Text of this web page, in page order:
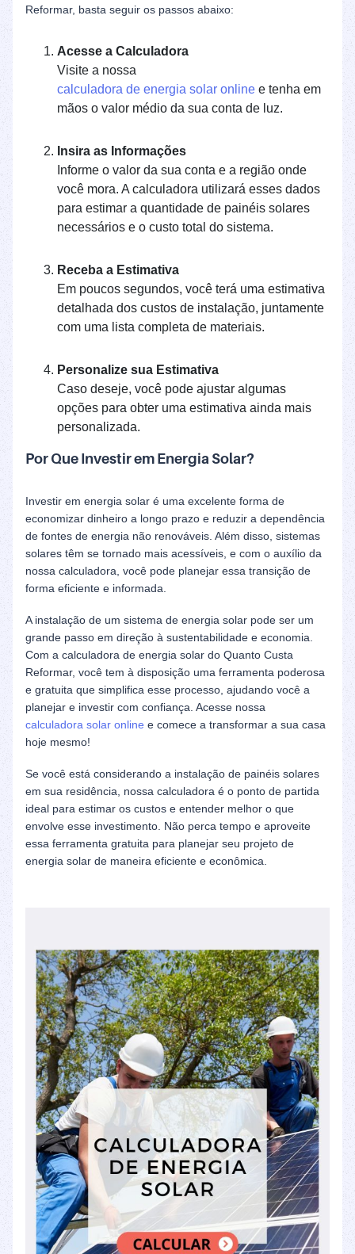
Reformar, basta seguir os passos abaixo:
Acesse a Calculadora
Visite a nossa
calculadora de energia solar online e tenha em
mãos o valor médio da sua conta de luz.
Insira as Informações
Informe o valor da sua conta e a região onde
você mora. A calculadora utilizará esses dados
para estimar a quantidade de painéis solares
necessários e o custo total do sistema.
Receba a Estimativa
Em poucos segundos, você terá uma estimativa
detalhada dos custos de instalação, juntamente
com uma lista completa de materiais.
Personalize sua Estimativa
Caso deseje, você pode ajustar algumas
opções para obter uma estimativa ainda mais
personalizada.
Por Que Investir em Energia Solar?
Investir em energia solar é uma excelente forma de
economizar dinheiro a longo prazo e reduzir a dependência
de fontes de energia não renováveis. Além disso, sistemas
solares têm se tornado mais acessíveis, e com o auxílio da
nossa calculadora, você pode planejar essa transição de
forma eficiente e informada.
A instalação de um sistema de energia solar pode ser um
grande passo em direção à sustentabilidade e economia.
Com a calculadora de energia solar do Quanto Custa
Reformar, você tem à disposição uma ferramenta poderosa
e gratuita que simplifica esse processo, ajudando você a
planejar e investir com confiança. Acesse nossa
calculadora solar online e comece a transformar a sua casa
hoje mesmo!
Se você está considerando a instalação de painéis solares
em sua residência, nossa calculadora é o ponto de partida
ideal para estimar os custos e entender melhor o que
envolve esse investimento. Não perca tempo e aproveite
essa ferramenta gratuita para planejar seu projeto de
energia solar de maneira eficiente e econômica.